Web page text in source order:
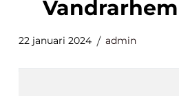
22 januari 2024 admin